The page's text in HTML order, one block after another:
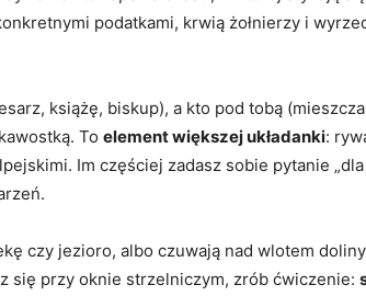
podatkami, krwią żołnierzy i
książę, biskup), a kto pod tobą
To element większej układanki:
Im częściej zadasz sobie pytanie
czy jezioro, albo czuwają nad wlotem doliny
się przy oknie strzelniczym, zrób ćwiczenie: